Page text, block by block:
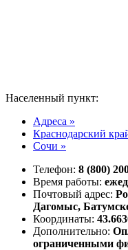
Населенный пункт:
Адреса »
Краснодарский
Сочи »
Телефон: 8 (800)
Время работы:
Почтовый адрес:
Дагомыс,
Координаты:
Дополнительно:
ограниченными